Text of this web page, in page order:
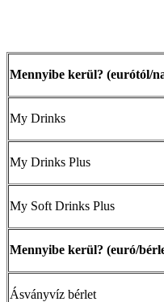
Mennyibe kerül? (eurótól/
My Drinks
My Drinks Plus
My Soft Drinks Plus
Mennyibe kerül? (euró/
Ásványvíz bérlet